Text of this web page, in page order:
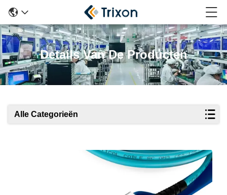
Details Van De Producten
Alle Categorieën